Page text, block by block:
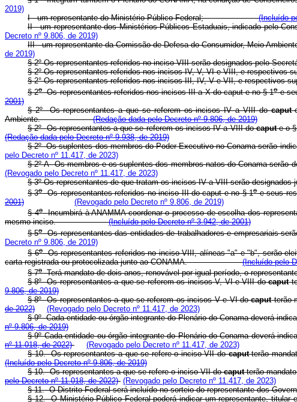
2019)
I - um representante do Ministério Público Federal;(Incluído
II - um representante dos Ministérios Públicos Estaduais, indicado
Decreto nº 9.806, de 2019)
III - um representante da Comissão de Defesa do Consumidor,
de 2019)
§ 2º Os representantes referidos no inciso VIII serão designados pelo
§ 2º Os representantes referidos nos incisos IV, V, VI e VIII, e
§ 2° Os representantes referidos nos incisos III, IV, V e VII, e
§ 2oOs representantes referidos nos incisos III a X do caput e no § 1oe
2001)
§ 2º Os representantes a que se referem os incisos IV a VIII docaput
Ambiente.(Redação dada pelo Decreto nº 9.806, de 2019)
§ 2ºOs representantes a que se referem os incisos IV a VIII docapute o
(Redação dada pelo Decreto nº 9.938, de 2019)
§ 2º Os suplentes dos membros do Poder Executivo no Conama serão
pelo Decreto nº 11.417, de 2023)
§ 2º-A Os membros e os suplentes dos membros natos do Conama serão
(Revogado pelo Decreto nº 11.417, de 2023)
§ 3º Os representantes de que tratam os incisos IV a VIII serão
§ 3oOs representantes referidos no inciso III do caput e no § 1oe seus
2001)
(Revogado pelo Decreto nº 9.806, de 2019)
§ 4oIncumbirá à ANAMMA coordenar o processo de escolha dos
mesmo inciso.(Incluído pelo Decreto nº 3.942, de 2001)
§ 5oOs representantes das entidades de trabalhadores e
Decreto nº 9.806, de 2019)
§ 6oOs representantes referidos no inciso VIII, alíneas "a" e "b", serão
carta registrada ou protocolizada junto ao CONAMA.(Incluído pelo
§ 7oTerá mandato de dois anos, renovável por igual período, o
§ 8º Os representantes a que se referem os incisos V, VI e VIII docaput
9.806, de 2019)
§ 8ºOs representantes a que se referem os incisos V e VI docaputterão
de 2022)
(Revogado pelo Decreto nº 11.417, de 2023)
§ 9º Cada entidade ou órgão integrante do Plenário do Conama deverá
nº 9.806, de 2019)
§ 9ºCada entidade ou órgão integrante do Plenário do Conama deverá
nº 11.018, de 2022)
(Revogado pelo Decreto nº 11.417, de 2023)
§ 10. Os representantes a que se refere o inciso VII docaputterão
(Incluído pelo Decreto nº 9.806, de 2019)
§ 10. Os representantes a que se refere o inciso VII docaputterão
pelo Decreto nº 11.018, de 2022) (Revogado pelo Decreto nº 11.417, de 2023)
§ 11. O Distrito Federal será incluído no sorteio do representante dos
§ 12. O Ministério Público Federal poderá indicar um representante, titular